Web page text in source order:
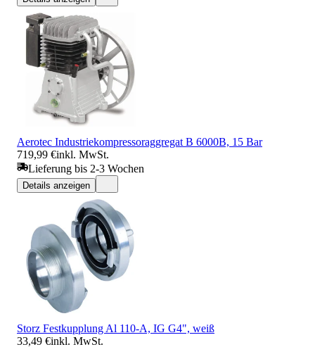
Aerotec Industriekompressoraggregat B 6000B, 15 Bar
719,99 €inkl. MwSt.
Lieferung bis 2-3 Wochen
Details anzeigen
Storz Festkupplung Al 110-A, IG G4", weiß
33,49 €inkl. MwSt.